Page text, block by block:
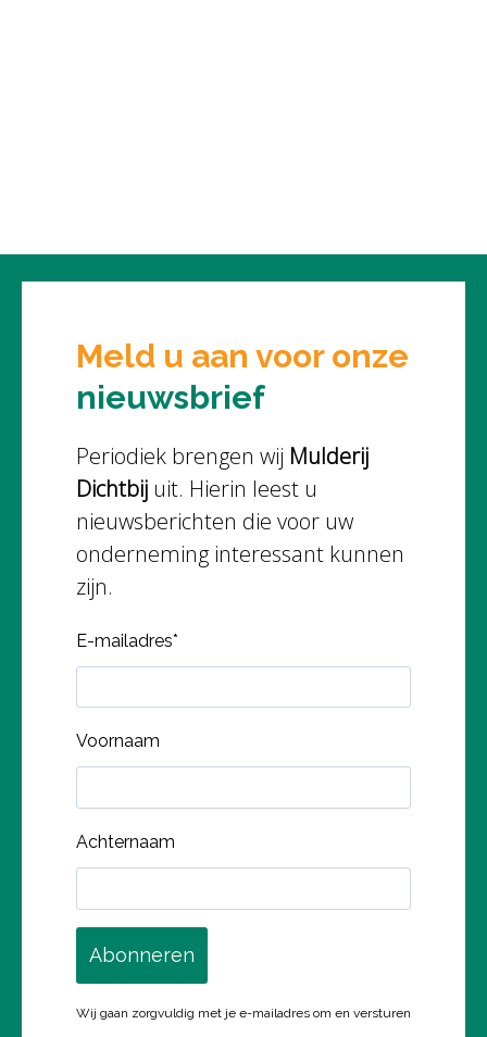
Meld u aan voor onze
nieuwsbrief
Periodiek brengen wij Mulderij
Dichtbij uit. Hierin leest u
nieuwsberichten die voor uw
onderneming interessant kunnen
zijn.
E-mailadres*
Voornaam
Achternaam
Abonneren
Wij gaan zorgvuldig met je e-mailadres om en versturen